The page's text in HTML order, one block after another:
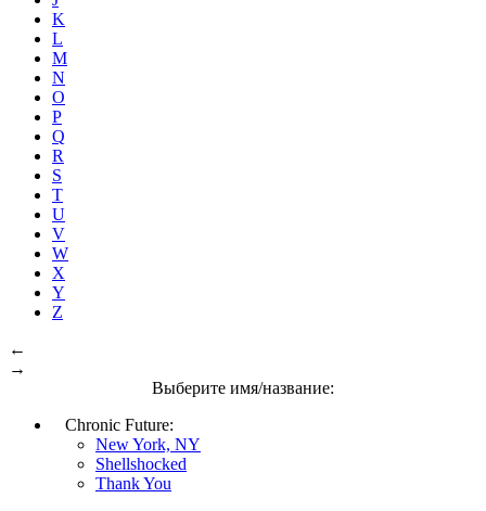
K
L
M
N
O
P
Q
R
S
T
U
V
W
X
Y
Z
←
→
Выберите имя/название:
Chronic Future:
New York, NY
Shellshocked
Thank You